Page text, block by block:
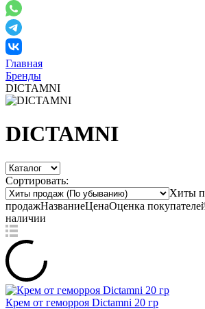
Главная
Бренды
DICTAMNI
DICTAMNI
Сортировать:
Хиты
продажНазваниеЦенаОценка
наличии
Крем от геморроя Dictamni 20 гр